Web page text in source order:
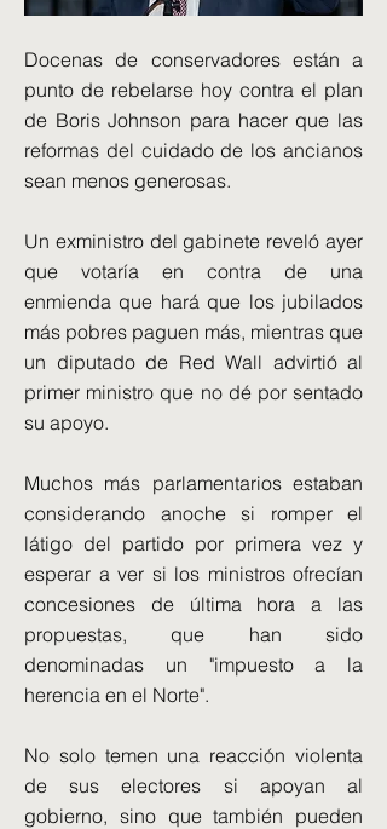
Docenas de conservadores están a
punto de rebelarse hoy contra el plan
de Boris Johnson para hacer que las
reformas del cuidado de los ancianos
sean menos generosas.
Un exministro del gabinete reveló ayer
que votaría en contra de una
enmienda que hará que los jubilados
más pobres paguen más, mientras que
un diputado de Red Wall advirtió al
primer ministro que no dé por sentado
su apoyo.
Muchos más parlamentarios estaban
considerando anoche si romper el
látigo del partido por primera vez y
esperar a ver si los ministros ofrecían
concesiones de última hora a las
propuestas, que han sido
denominadas un "impuesto a la
herencia en el Norte".
No solo temen una reacción violenta
de sus electores si apoyan al
gobierno, sino que también pueden